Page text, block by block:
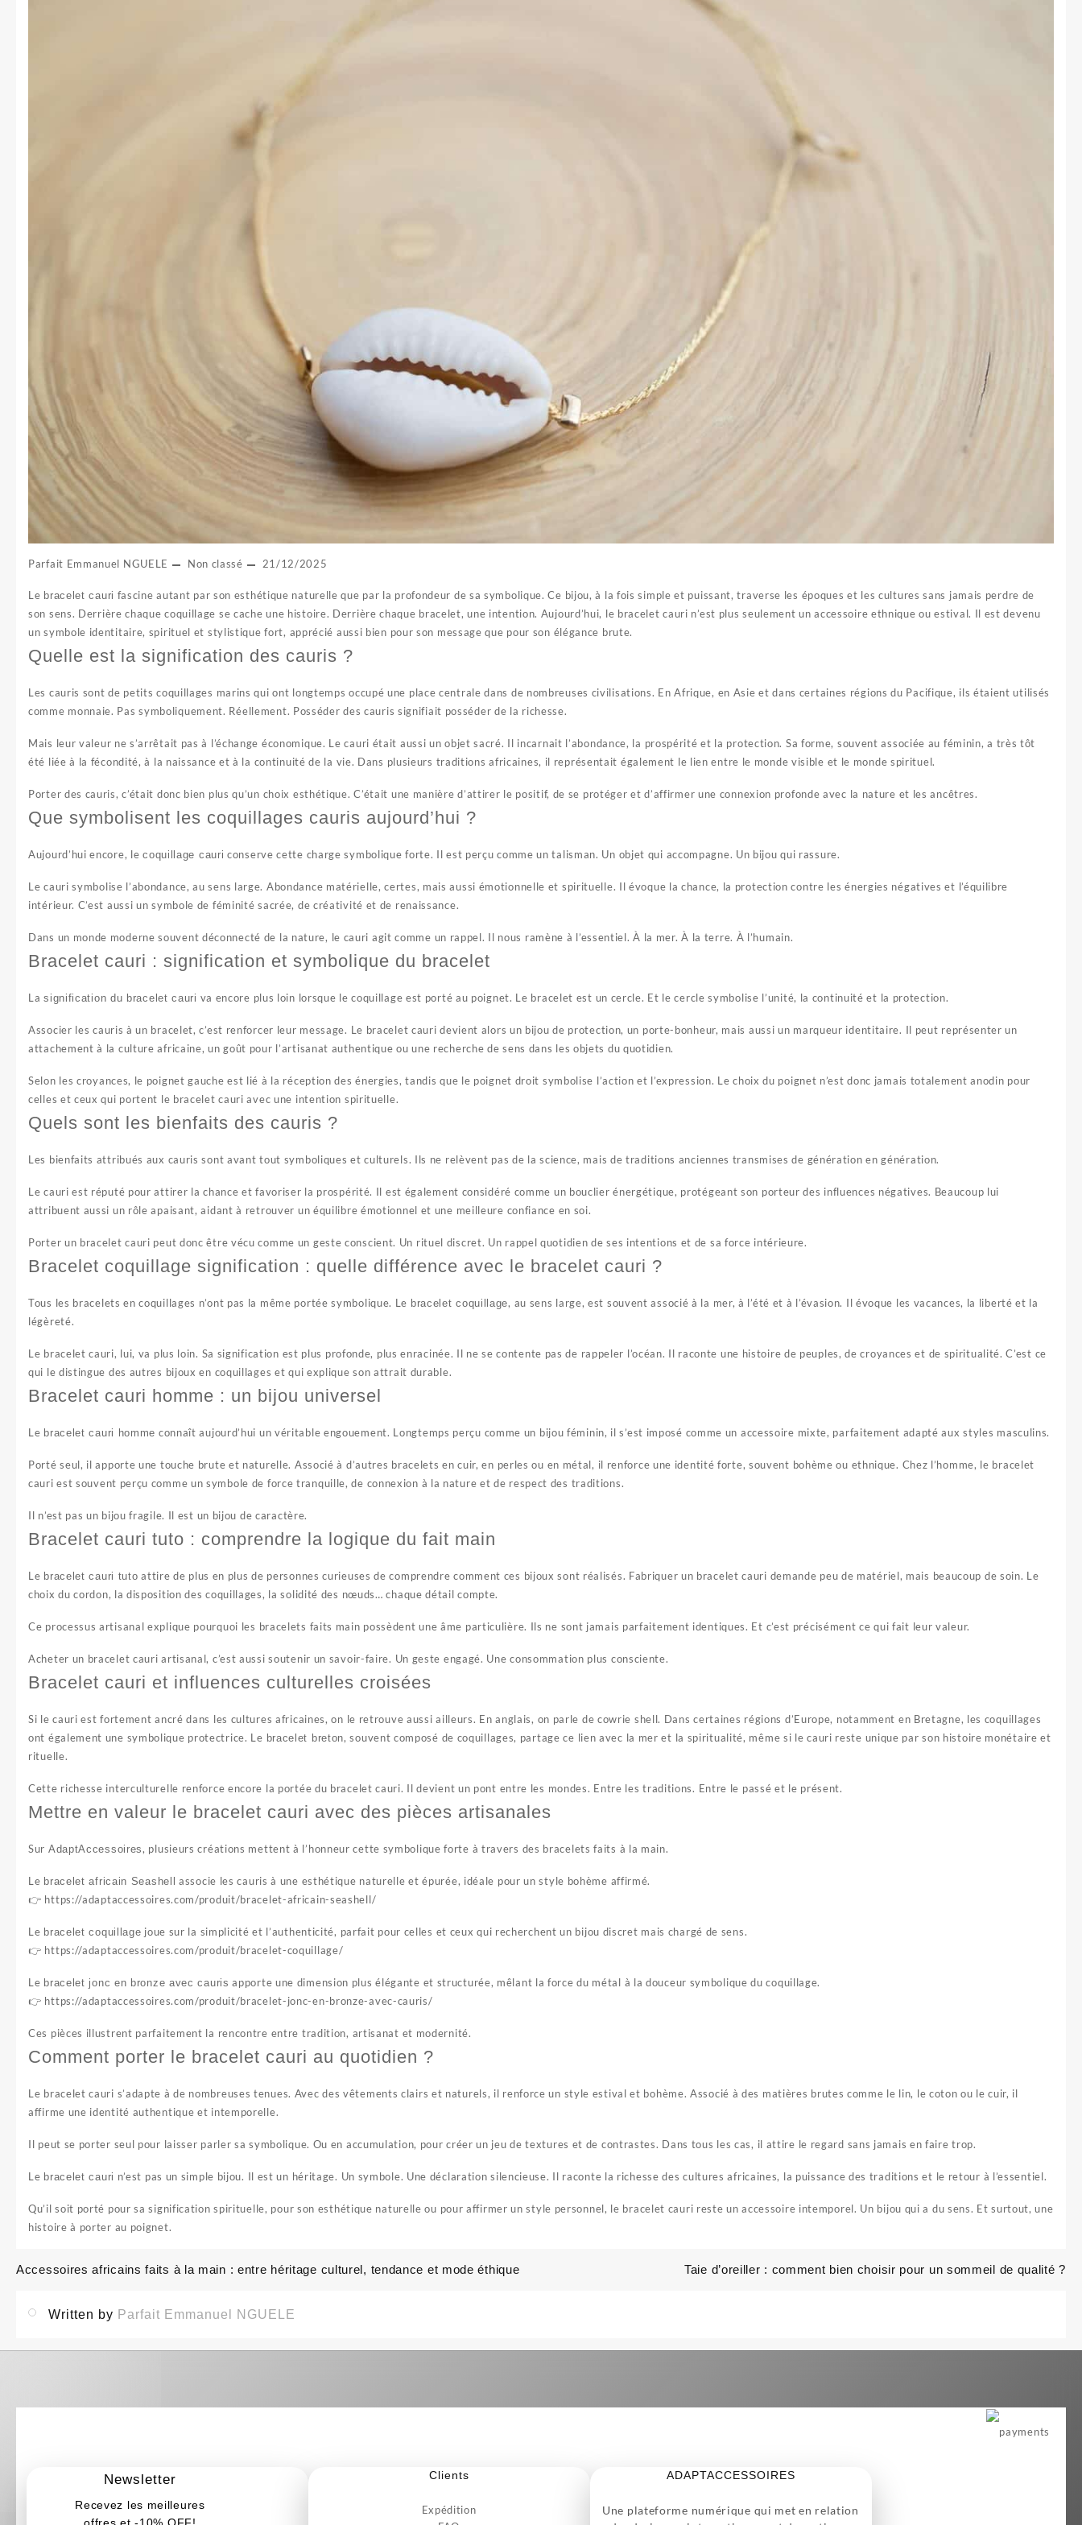
Parfait Emmanuel NGUELE Non classé 21/12/2025
Le bracelet cauri fascine autant par son esthétique naturelle que par la profondeur de sa symbolique. Ce bijou, à la fois simple et puissant, traverse les époques et les cultures sans jamais perdre de
son sens. Derrière chaque coquillage se cache une histoire. Derrière chaque bracelet, une intention. Aujourd’hui, le bracelet cauri n’est plus seulement un accessoire ethnique ou estival. Il est devenu
un symbole identitaire, spirituel et stylistique fort, apprécié aussi bien pour son message que pour son élégance brute.
Quelle est la signification des cauris ?
Les cauris sont de petits coquillages marins qui ont longtemps occupé une place centrale dans de nombreuses civilisations. En Afrique, en Asie et dans certaines régions du Pacifique, ils étaient utilisés
comme monnaie. Pas symboliquement. Réellement. Posséder des cauris signifiait posséder de la richesse.
Mais leur valeur ne s’arrêtait pas à l’échange économique. Le cauri était aussi un objet sacré. Il incarnait l’abondance, la prospérité et la protection. Sa forme, souvent associée au féminin, a très tôt
été liée à la fécondité, à la naissance et à la continuité de la vie. Dans plusieurs traditions africaines, il représentait également le lien entre le monde visible et le monde spirituel.
Porter des cauris, c’était donc bien plus qu’un choix esthétique. C’était une manière d’attirer le positif, de se protéger et d’affirmer une connexion profonde avec la nature et les ancêtres.
Que symbolisent les coquillages cauris aujourd’hui ?
Aujourd’hui encore, lecoquillage cauri conserve cette charge symbolique forte. Il est perçu comme un talisman. Un objet qui accompagne. Un bijou qui rassure.
Le cauri symbolise l’abondance, au sens large. Abondance matérielle, certes, mais aussi émotionnelle et spirituelle. Il évoque la chance, la protection contre les énergies négatives et l’équilibre
intérieur. C’est aussi un symbole de féminité sacrée, de créativité et de renaissance.
Dans un monde moderne souvent déconnecté de la nature, le cauri agit comme un rappel. Il nous ramène à l’essentiel. À la mer. À la terre. À l’humain.
Bracelet cauri : signification et symbolique du bracelet
Lasignification du bracelet cauri va encore plus loin lorsque le coquillage est porté au poignet. Le bracelet est un cercle. Et le cercle symbolise l’unité, la continuité et la protection.
Associer les cauris à un bracelet, c’est renforcer leur message. Le bracelet cauri devient alors un bijou de protection, un porte-bonheur, mais aussi un marqueur identitaire. Il peut représenter un
attachement à la culture africaine, un goût pour l’artisanat authentique ou une recherche de sens dans les objets du quotidien.
Selon les croyances, le poignet gauche est lié à la réception des énergies, tandis que le poignet droit symbolise l’action et l’expression. Le choix du poignet n’est donc jamais totalement anodin pour
celles et ceux qui portent le bracelet cauri avec une intention spirituelle.
Quels sont les bienfaits des cauris ?
Les bienfaits attribués aux cauris sont avant tout symboliques et culturels. Ils ne relèvent pas de la science, mais de traditions anciennes transmises de génération en génération.
Le cauri est réputé pour attirer la chance et favoriser la prospérité. Il est également considéré comme un bouclier énergétique, protégeant son porteur des influences négatives. Beaucoup lui
attribuent aussi un rôle apaisant, aidant à retrouver un équilibre émotionnel et une meilleure confiance en soi.
Porter un bracelet cauri peut donc être vécu comme un geste conscient. Un rituel discret. Un rappel quotidien de ses intentions et de sa force intérieure.
Bracelet coquillage signification : quelle différence avec le bracelet cauri ?
Tous les bracelets en coquillages n’ont pas la même portée symbolique. Le bracelet coquillage, au sens large, est souvent associé à la mer, à l’été et à l’évasion. Il évoque les vacances, la liberté et la
légèreté.
Le bracelet cauri, lui, va plus loin. Sa signification est plus profonde, plus enracinée. Il ne se contente pas de rappeler l’océan. Il raconte une histoire de peuples, de croyances et de spiritualité. C’est ce
qui le distingue des autres bijoux en coquillages et qui explique son attrait durable.
Bracelet cauri homme : un bijou universel
Le bracelet cauri homme connaît aujourd’hui un véritable engouement. Longtemps perçu comme un bijou féminin, il s’est imposé comme un accessoire mixte, parfaitement adapté aux styles masculins.
Porté seul, il apporte une touche brute et naturelle. Associé à d’autres bracelets en cuir, en perles ou en métal, il renforce une identité forte, souvent bohème ou ethnique. Chez l’homme, le bracelet
cauri est souvent perçu comme un symbole de force tranquille, de connexion à la nature et de respect des traditions.
Il n’est pas un bijou fragile. Il est un bijou de caractère.
Bracelet cauri tuto : comprendre la logique du fait main
Le bracelet cauri tuto attire de plus en plus de personnes curieuses de comprendre comment ces bijoux sont réalisés. Fabriquer un bracelet cauri demande peu de matériel, mais beaucoup de soin. Le
choix du cordon, la disposition des coquillages, la solidité des nœuds… chaque détail compte.
Ce processus artisanal explique pourquoi les bracelets faits main possèdent une âme particulière. Ils ne sont jamais parfaitement identiques. Et c’est précisément ce qui fait leur valeur.
Acheter un bracelet cauri artisanal, c’est aussi soutenir un savoir-faire. Un geste engagé. Une consommation plus consciente.
Bracelet cauri et influences culturelles croisées
Si le cauri est fortement ancré dans les cultures africaines, on le retrouve aussi ailleurs. En anglais, on parle de cowrie shell. Dans certaines régions d’Europe, notamment en Bretagne, les coquillages
ont également une symbolique protectrice. Le bracelet breton, souvent composé de coquillages, partage ce lien avec la mer et la spiritualité, même si le cauri reste unique par son histoire monétaire et
rituelle.
Cette richesse interculturelle renforce encore la portée du bracelet cauri. Il devient un pont entre les mondes. Entre les traditions. Entre le passé et le présent.
Mettre en valeur le bracelet cauri avec des pièces artisanales
Sur AdaptAccessoires, plusieurs créations mettent à l’honneur cette symbolique forte à travers des bracelets faits à la main.
Le bracelet africain Seashell
associe les cauris à une esthétique naturelle et épurée, idéale pour un style bohème affirmé.
👉 https://adaptaccessoires.com/produit/bracelet-africain-seashell/
Le bracelet coquillage joue sur la simplicité et l’authenticité, parfait pour celles et ceux qui recherchent un bijou discret mais chargé de sens.
👉 https://adaptaccessoires.com/produit/bracelet-coquillage/
Le bracelet jonc en bronze avec cauris apporte une dimension plus élégante et structurée, mêlant la force du métal à la douceur symbolique du coquillage.
👉 https://adaptaccessoires.com/produit/bracelet-jonc-en-bronze-avec-cauris/
Ces pièces illustrent parfaitement la rencontre entre tradition, artisanat et modernité.
Comment porter le bracelet cauri au quotidien ?
Le bracelet cauri s’adapte à de nombreuses tenues. Avec des vêtements clairs et naturels, il renforce un style estival et bohème. Associé à des matières brutes comme le lin, le coton ou le cuir, il
affirme une identité authentique et intemporelle.
Il peut se porter seul pour laisser parler sa symbolique. Ou en accumulation, pour créer un jeu de textures et de contrastes. Dans tous les cas, il attire le regard sans jamais en faire trop.
Le bracelet cauri n’est pas un simple bijou. Il est un héritage. Un symbole. Une déclaration silencieuse. Il raconte la richesse des cultures africaines, la puissance des traditions et le retour à l’essentiel.
Qu’il soit porté pour sa signification spirituelle, pour son esthétique naturelle ou pour affirmer un style personnel, le bracelet cauri reste un accessoire intemporel. Un bijou qui a du sens. Et surtout, une
histoire à porter au poignet.
Navigation
Accessoires africains faits à la main : entre héritage culturel, tendance et mode éthique Taie d’oreiller : comment bien choisir pour un sommeil de qualité ?
Written by Parfait Emmanuel NGUELE
Newsletter
Recevez les meilleures
offres et -10% OFF!
Clients
Expédition
ADAPTACCESSOIRES
Une plateforme numérique qui met en relation